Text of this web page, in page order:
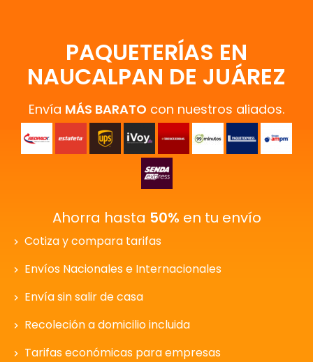
PAQUETERÍAS EN
NAUCALPAN DE JUÁREZ
Envía MÁS BARATO con nuestros aliados.
Ahorra hasta 50% en tu envío
Cotiza y compara tarifas
Envíos Nacionales e Internacionales
Envía sin salir de casa
Recoleción a domicilio incluida
Tarifas económicas para empresas